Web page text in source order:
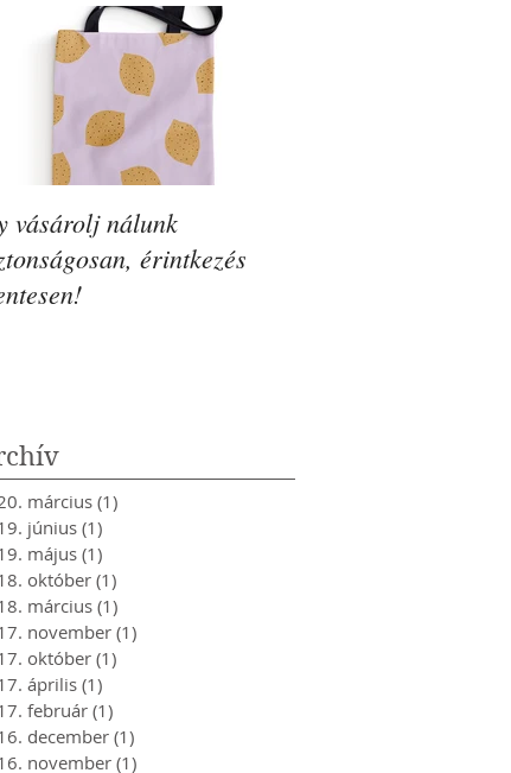
vásárolj nálunk
érintkezés
március(1)
június (1)
május (1)
október(1)
március(1)
november (1)
október(1)
április (1)
február(1)
december(1)
november (1)